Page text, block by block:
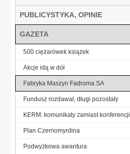
PUBLICYSTYKA, OPINIE
GAZETA
500 ciężarówek książek
Akcje idą w dół
Fabryka Maszyn Fadroma SA
Fundusz rozdawał, długi pozostały
KERM: komunikaty zamiast konferencji
Plan Czernomyrdina
Podwyżkowa awantura